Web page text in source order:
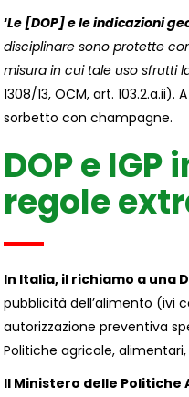
‘Le [DOP] e le indicazioni
disciplinare sono protette
misura in cui tale uso sfrutti
1308/13, OCM, art.
sorbetto con champagne.
DOP e
regole
In Italia, il richiamo a una
pubblicità dell’alimento (ivi
autorizzazione preventiva
Politiche agricole,
ll Ministero delle Politiche